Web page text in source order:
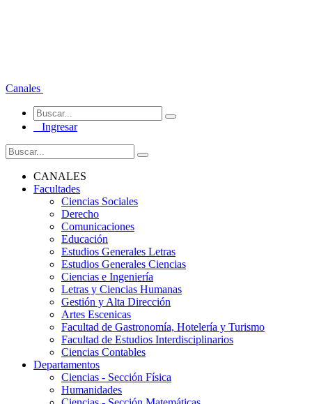
Canales
Ingresar
CANALES
Facultades
Ciencias Sociales
Derecho
Comunicaciones
Educación
Estudios Generales Letras
Estudios Generales Ciencias
Ciencias e Ingeniería
Letras y Ciencias Humanas
Gestión y Alta Dirección
Artes Escenicas
Facultad de Gastronomía, Hotelería y Turismo
Facultad de Estudios Interdisciplinarios
Ciencias Contables
Departamentos
Ciencias - Sección Física
Humanidades